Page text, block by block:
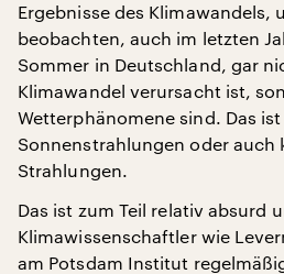
Ergebnisse des Klimawandels,
beobachten, auch im letzten
Sommer in Deutschland, gar
Klimawandel verursacht ist,
Wetterphänomene sind. Das
Sonnenstrahlungen oder auch
Strahlungen.
Das ist zum Teil relativ absurd
Klimawissenschaftler wie
am Potsdam Institut